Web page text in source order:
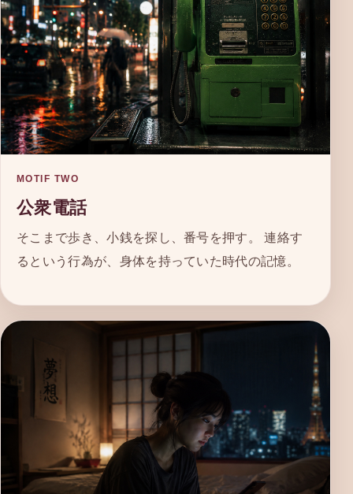
MOTIF TWO
公衆電話
そこまで歩き、小銭を探し、番号を押す。 連絡す
るという行為が、身体を持っていた時代の記憶。